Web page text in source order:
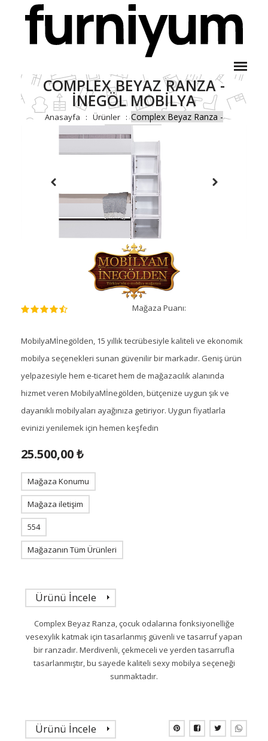
COMPLEX BEYAZ RANZA -
İNEGÖL MOBILYA
Anasayfa Ürünler
Complex Beyaz Ranza -
Mağaza Puanı:
MobilyaMİnegölden, 15 yıllık tecrübesiyle kaliteli ve ekonomik
mobilya seçenekleri sunan güvenilir bir markadır. Geniş ürün
yelpazesiyle hem e-ticaret hem de mağazacılık alanında
hizmet veren MobilyaMİnegölden, bütçenize uygun şık ve
dayanıklı mobilyaları ayağınıza getiriyor. Uygun fiyatlarla
evinizi yenilemek için hemen keşfedin
25.500,00 ₺
Mağaza Konumu
Mağaza iletişim
554
Mağazanın Tüm Ürünleri
Ürünü İncele
Complex Beyaz Ranza, çocuk odalarına fonksiyonelliğe
vesexylik katmak için tasarlanmış güvenli ve tasarruf yapan
bir ranzadır. Merdivenli, çekmeceli ve yerden tasarrufla
tasarlanmıştır, bu sayede kaliteli sexy mobilya seçeneği
sunmaktadır.
Ürünü İncele